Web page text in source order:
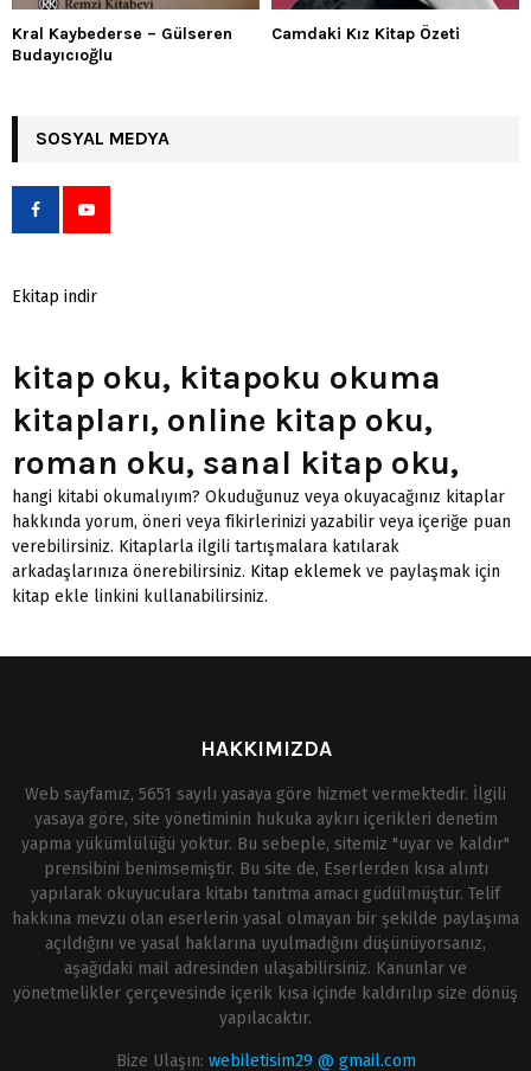
Kral Kaybederse – Gülseren
Budayıcıoğlu
Camdaki Kız Kitap Özeti
SOSYAL MEDYA
Ekitap indir
kitap oku, kitapoku okuma
kitapları, online kitap oku,
roman oku, sanal kitap oku,
hangi kitabi okumalıyım? Okuduğunuz veya okuyacağınız kitaplar
hakkında yorum, öneri veya fikirlerinizi yazabilir veya içeriğe puan
verebilirsiniz. Kitaplarla ilgili tartışmalara katılarak
arkadaşlarınıza önerebilirsiniz. Kitap eklemek ve paylaşmak için
kitap ekle linkini kullanabilirsiniz.
HAKKIMIZDA
Web sayfamız, 5651 sayılı yasaya göre hizmet vermektedir. İlgili
yasaya göre, site yönetiminin hukuka aykırı içerikleri denetim
yapma yükümlülüğü yoktur. Bu sebeple, sitemiz "uyar ve kaldır"
prensibini benimsemiştir. Bu site de, Eserlerden kısa alıntı
yapılarak okuyuculara kitabı tanıtma amacı güdülmüştür. Telif
hakkına mevzu olan eserlerin yasal olmayan bir şekilde paylaşıma
açıldığını ve yasal haklarına uyulmadığını düşünüyorsanız,
aşağıdaki mail adresinden ulaşabilirsiniz. Kanunlar ve
yönetmelikler çerçevesinde içerik kısa içinde kaldırılıp size dönüş
yapılacaktır.
Bize Ulaşın: webiletisim29 @ gmail.com